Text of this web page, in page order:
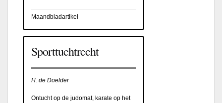
Maandbladartikel
Sporttuchtrecht
H. de Doelder
Ontucht op de judomat, karate op het